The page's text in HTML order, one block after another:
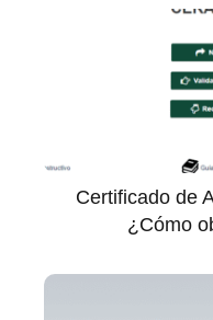
Certificado de
¿Cómo